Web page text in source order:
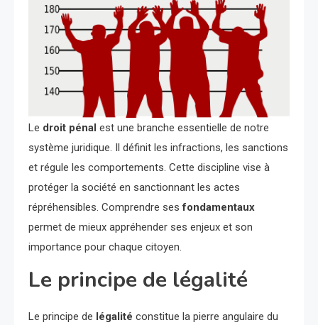
Le droit pénal est une branche essentielle de notre
système juridique. Il définit les infractions, les sanctions
et régule les comportements. Cette discipline vise à
protéger la société en sanctionnant les actes
répréhensibles. Comprendre sesfondamentaux
permet de mieux appréhender ses enjeux et son
importance pour chaque citoyen.
Le principe de légalité
Le principe de légalité constitue la pierre angulaire du